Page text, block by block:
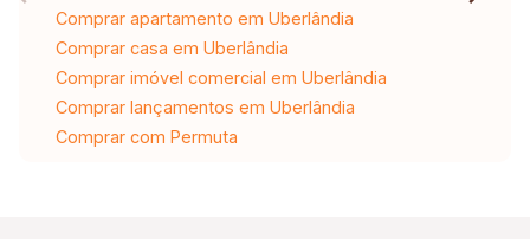
Comprar apartamento em Uberlândia
Comprar casa em Uberlândia
Comprar imóvel comercial em Uberlândia
Comprar lançamentos em Uberlândia
Comprar com Permuta